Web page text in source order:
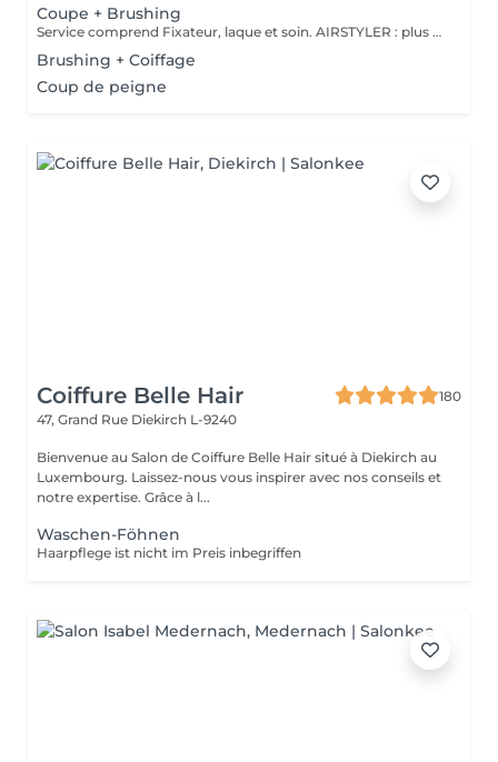
Coupe + Brushing
Service comprend Fixateur, laque et soin. AIRSTYLER : plus de brillance et de ténacité qu'un brushing. JocoStyler: un lisseur, lissage et soin, qui donne la brillance spectaculaire.
Brushing + Coiffage
Coup de peigne
Coiffure Belle Hair
180
47, Grand Rue Diekirch L-9240
Bienvenue au Salon de Coiffure Belle Hair situé à Diekirch au
Luxembourg. Laissez-nous vous inspirer avec nos conseils et
notre expertise. Grâce à l...
Waschen-Föhnen
Haarpflege ist nicht im Preis inbegriffen